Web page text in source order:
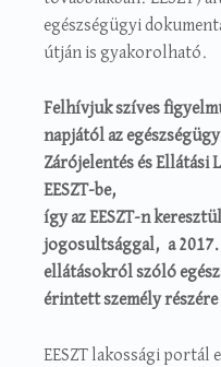
egészségügyi
útján is gyakorolható.
Felhívjuk szíves
napjától az
Zárójelentés és Ellátási
EESZT-be,
így az EESZT-n
jogosultsággal, a
ellátásokról szóló
érintett személy
EESZT lakossági portál